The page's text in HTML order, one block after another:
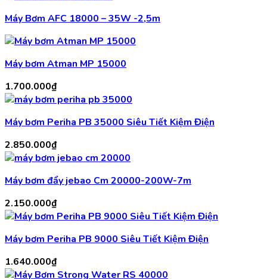
Máy Bơm AFC 18000 – 35W -2,5m
Máy bơm Atman MP 15000
1.700.000₫
Máy bơm Periha PB 35000 Siêu Tiết Kiệm Điện
2.850.000₫
Máy bơm đẩy jebao Cm 20000-200W-7m
2.150.000₫
Máy bơm Periha PB 9000 Siêu Tiết Kiệm Điện
1.640.000₫